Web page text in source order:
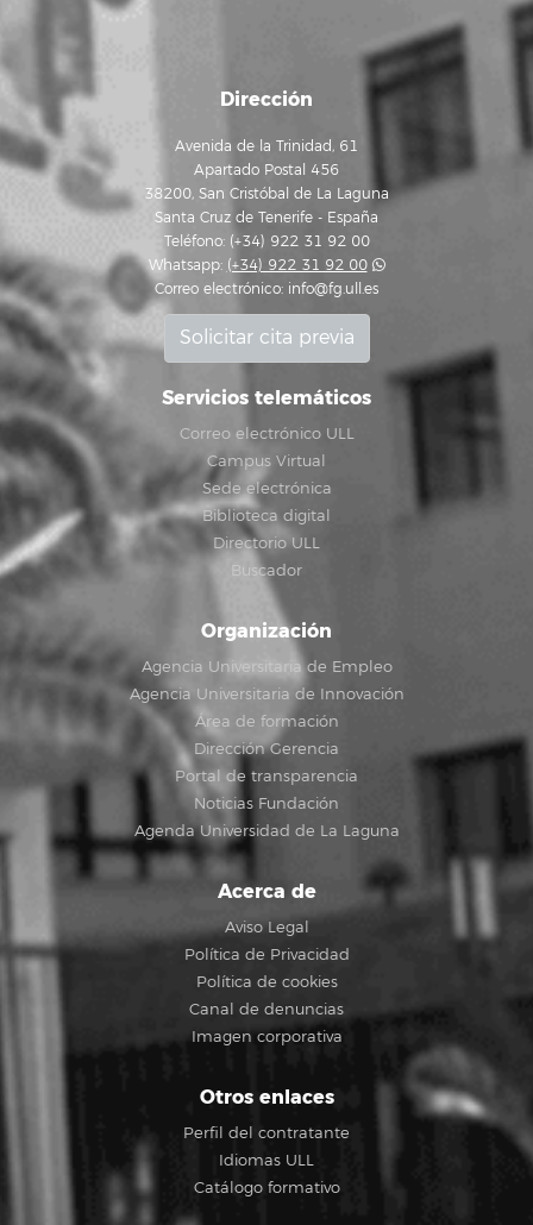
Dirección
Avenida de la Trinidad, 61
Apartado Postal 456
38200, San Cristóbal de La Laguna
Santa Cruz de Tenerife - España
Teléfono: (+34) 922 31 92 00
Whatsapp: (+34) 922 31 92 00
Correo electrónico: info@fg.ull.es
Solicitar cita previa
Servicios telemáticos
Correo electrónico ULL
Campus Virtual
Sede electrónica
Biblioteca digital
Directorio ULL
Buscador
Organización
Agencia Universitaria de Empleo
Agencia Universitaria de Innovación
Área de formación
Dirección Gerencia
Portal de transparencia
Noticias Fundación
Agenda Universidad de La Laguna
Acerca de
Aviso Legal
Política de Privacidad
Política de cookies
Canal de denuncias
Imagen corporativa
Otros enlaces
Perfil del contratante
Idiomas ULL
Catálogo formativo